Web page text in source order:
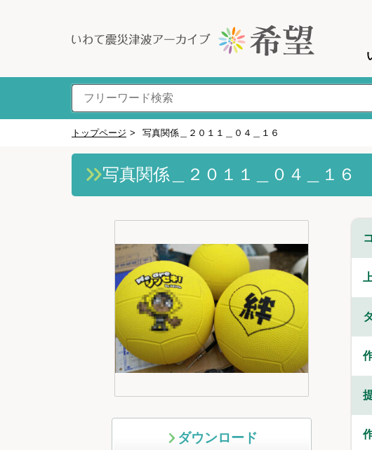
トップページ > 写真関係＿２０１１＿０４＿１６
写真関係＿２０１１＿０４＿１６
ダウンロード